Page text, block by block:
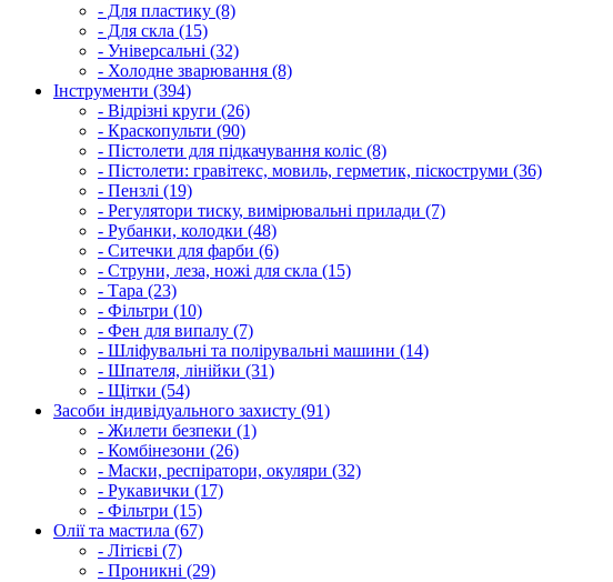
- Для пластику (8)
- Для скла (15)
- Універсальні (32)
- Холодне зварювання (8)
Інструменти (394)
- Відрізні круги (26)
- Краскопульти (90)
- Пістолети для підкачування коліс (8)
- Пістолети: гравітекс, мовиль, герметик, піскоструми (36)
- Пензлі (19)
- Регулятори тиску, вимірювальні прилади (7)
- Рубанки, колодки (48)
- Ситечки для фарби (6)
- Струни, леза, ножі для скла (15)
- Тара (23)
- Фільтри (10)
- Фен для випалу (7)
- Шліфувальні та полірувальні машини (14)
- Шпателя, лінійки (31)
- Щітки (54)
Засоби індивідуального захисту (91)
- Жилети безпеки (1)
- Комбінезони (26)
- Маски, респіратори, окуляри (32)
- Рукавички (17)
- Фільтри (15)
Олії та мастила (67)
- Літієві (7)
- Проникні (29)